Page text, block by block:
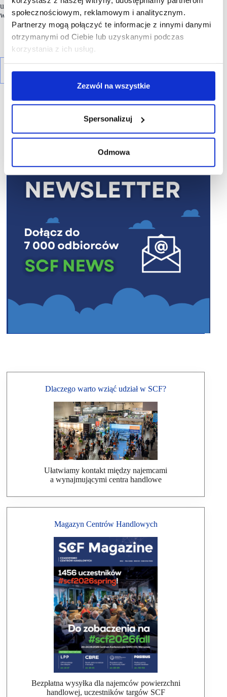
społecznościowym, reklamowym i analitycznym.
Partnerzy mogą połączyć te informacje z innymi danymi
otrzymanymi od Ciebie lub uzyskanymi podczas
korzystania z ich usług.
Zezwól na wszystkie
Spersonalizuj
Odmowa
ulokowała swój salon w Libero Katowice. Z początkiem
wakacji w galerii zadebiutowała restauracja Zdrowa Krowa.
Dlaczego warto wziąć udział w SCF?
Ułatwiamy kontakt między najemcami
a wynajmującymi centra handlowe
Magazyn Centrów Handlowych
Bezpłatna wysyłka dla najemców powierzchni
handlowej, uczestników targów SCF